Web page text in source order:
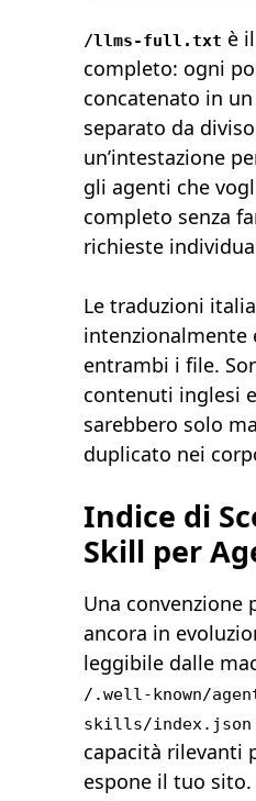
/llms-full.txt è
completo: ogni
concatenato in
separato da
un’intestazione
gli agenti che
completo senza
richieste
Le traduzioni
intenzionalmente
entrambi i file.
contenuti inglesi
sarebbero solo
duplicato nei
Indice di
Skill per
Una convenzione
ancora in
leggibile dalle
/.well-known/
skills/index.json
capacità rilevanti
espone il tuo sito.